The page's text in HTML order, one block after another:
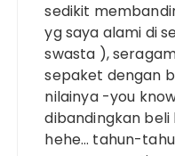
sedikit
yg saya alami di
swasta ),
sepaket dengan
nilainya -you
dibandingkan beli
hehe… tahun-